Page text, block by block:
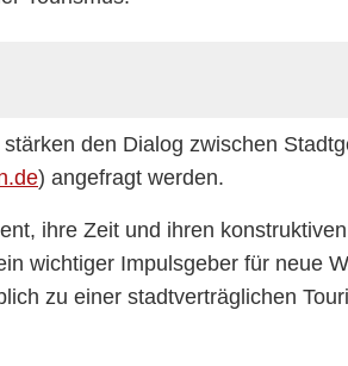
den Dialog zwischen
) angefragt werden.
ihre Zeit und ihren
wichtiger Impulsgeber für neue
zu einer stadtverträglichen